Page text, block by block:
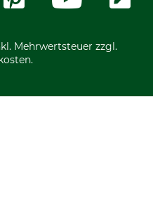
Mehrwertsteuer zzgl.